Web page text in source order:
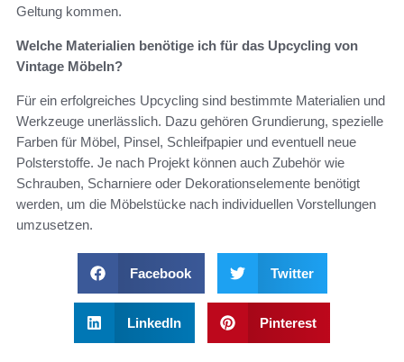
Geltung kommen.
Welche Materialien benötige ich für das Upcycling von
Vintage Möbeln?
Für ein erfolgreiches Upcycling sind bestimmte Materialien und
Werkzeuge unerlässlich. Dazu gehören Grundierung, spezielle
Farben für Möbel, Pinsel, Schleifpapier und eventuell neue
Polsterstoffe. Je nach Projekt können auch Zubehör wie
Schrauben, Scharniere oder Dekorationselemente benötigt
werden, um die Möbelstücke nach individuellen Vorstellungen
umzusetzen.
Facebook Twitter
LinkedIn Pinterest